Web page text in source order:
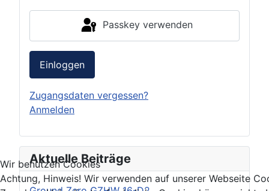
Passkey verwenden
Einloggen
Zugangsdaten vergessen?
Anmelden
Aktuelle Beiträge
Wir benutzen Cookies
Achtung, Hinweis! Wir verwenden auf unserer Webseite